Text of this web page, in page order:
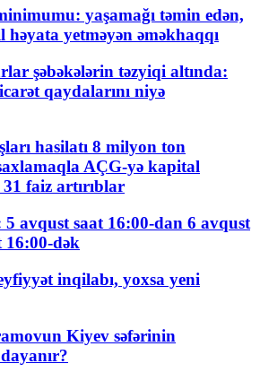
yaşamağı təmin edən,
yetməyən əməkhaqqı
şəbəkələrin təzyiqi altında:
qaydalarını niyə
hasilatı 8 milyon ton
AÇG-yə kapital
faiz artırıblar
5 avqust saat 16:00-dan 6 avqust
16:00-dək
inqilabı, yoxsa yeni
Kiyev səfərinin